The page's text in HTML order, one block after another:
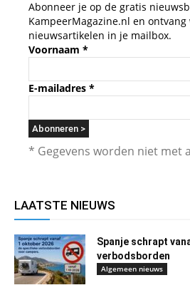
Abonneer je op de gratis
KampeerMagazine.nl en ontvang
nieuwsartikelen in je mailbox.
Voornaam *
E-mailadres *
* Gegevens worden niet met
LAATSTE NIEUWS
Spanje schrapt
verbodsborden
Algemeen nieuws